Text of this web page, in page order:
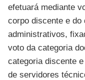
efetuará mediante
corpo discente e
administrativos,
voto da categoria
categoria discente
de servidores